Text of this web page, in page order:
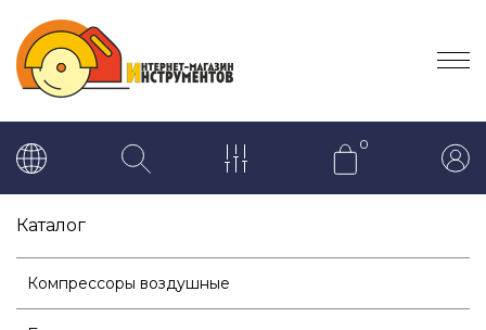
0
Каталог
Компрессоры воздушные